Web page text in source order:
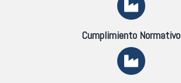
Cumplimiento Normativo